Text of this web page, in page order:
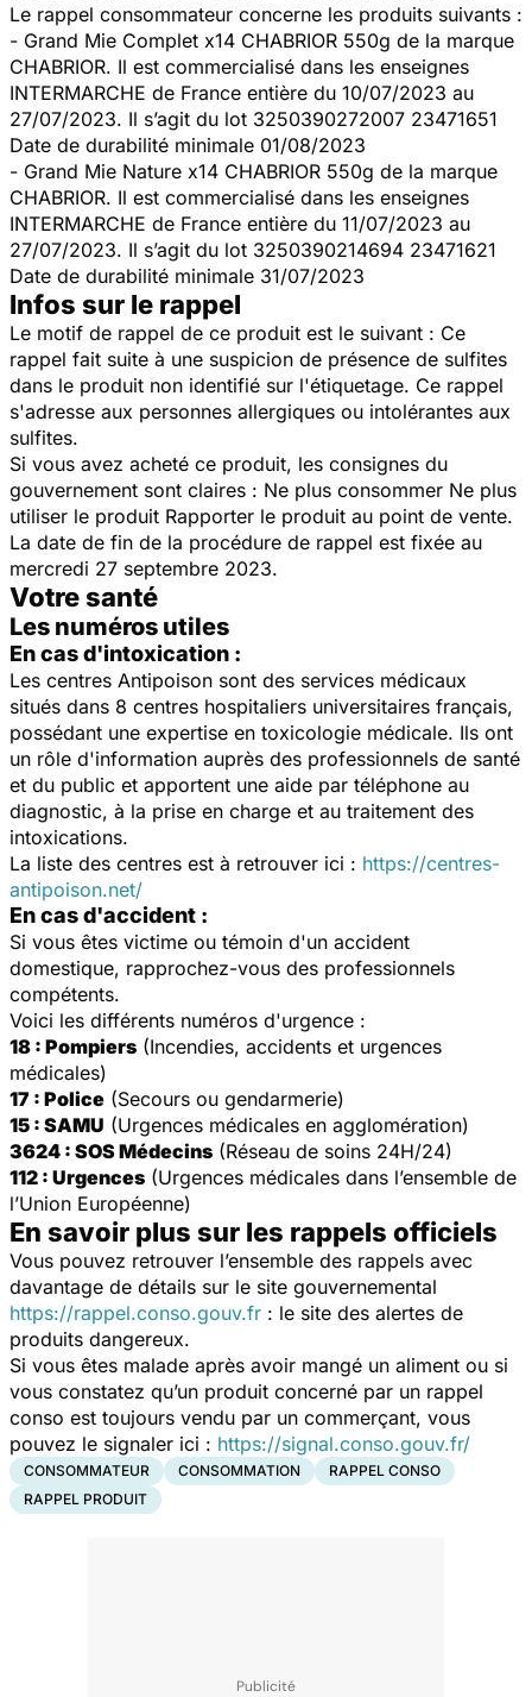
Le rappel consommateur concerne les produits suivants :
- Grand Mie Complet x14 CHABRIOR 550g de la marque
CHABRIOR. Il est commercialisé dans les enseignes
INTERMARCHE de France entière du 10/07/2023 au
27/07/2023. Il s’agit du lot 3250390272007 23471651
Date de durabilité minimale 01/08/2023
- Grand Mie Nature x14 CHABRIOR 550g de la marque
CHABRIOR. Il est commercialisé dans les enseignes
INTERMARCHE de France entière du 11/07/2023 au
27/07/2023. Il s’agit du lot 3250390214694 23471621
Date de durabilité minimale 31/07/2023
Infos sur le rappel
Le motif de rappel de ce produit est le suivant : Ce
rappel fait suite à une suspicion de présence de sulfites
dans le produit non identifié sur l'étiquetage. Ce rappel
s'adresse aux personnes allergiques ou intolérantes aux
sulfites.
Si vous avez acheté ce produit, les consignes du
gouvernement sont claires : Ne plus consommer Ne plus
utiliser le produit Rapporter le produit au point de vente.
La date de fin de la procédure de rappel est fixée au
mercredi 27 septembre 2023.
Votre santé
Les numéros utiles
En cas d'intoxication :
Les centres Antipoison sont des services médicaux
situés dans 8 centres hospitaliers universitaires français,
possédant une expertise en toxicologie médicale. Ils ont
un rôle d'information auprès des professionnels de santé
et du public et apportent une aide par téléphone au
diagnostic, à la prise en charge et au traitement des
intoxications.
La liste des centres est à retrouver ici : https://centres-
antipoison.net/
En cas d'accident :
Si vous êtes victime ou témoin d'un accident
domestique, rapprochez-vous des professionnels
compétents.
Voici les différents numéros d'urgence :
18 : Pompiers (Incendies, accidents et urgences
médicales)
17 : Police (Secours ou gendarmerie)
15 : SAMU (Urgences médicales en agglomération)
3624 : SOS Médecins (Réseau de soins 24H/24)
112 : Urgences (Urgences médicales dans l’ensemble de
l’Union Européenne)
En savoir plus sur les rappels officiels
Vous pouvez retrouver l’ensemble des rappels avec
davantage de détails sur le site gouvernemental
https://rappel.conso.gouv.fr : le site des alertes de
produits dangereux.
Si vous êtes malade après avoir mangé un aliment ou si
vous constatez qu’un produit concerné par un rappel
conso est toujours vendu par un commerçant, vous
pouvez le signaler ici : https://signal.conso.gouv.fr/
CONSOMMATEUR CONSOMMATION
RAPPEL CONSO
RAPPEL PRODUIT